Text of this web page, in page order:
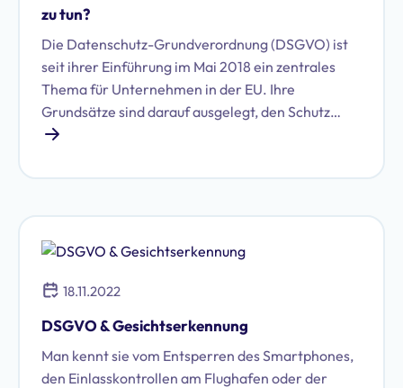
zu tun?
Die Datenschutz-Grundverordnung (DSGVO) ist
seit ihrer Einführung im Mai 2018 ein zentrales
Thema für Unternehmen in der EU. Ihre
Grundsätze sind darauf ausgelegt, den Schutz
personenbezogener Daten zu gewährleisten und
Kunden zu stärken. Für mittelständische
Datenleck sowie rechtliche Risiken zu minimieren
18.11.2022
DSGVO & Gesichtserkennung
Man kennt sie vom Entsperren des Smartphones,
den Einlasskontrollen am Flughafen oder der